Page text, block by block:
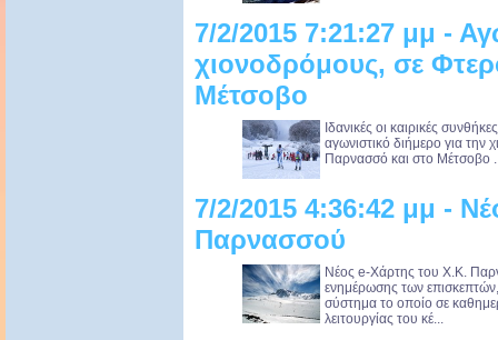
7/2/2015 7:21:27 μμ -
χιονοδρόμους, σε
Μέτσοβο
Ιδανικές οι καιρικές
αγωνιστικό διήμερο για την
Παρνασσό και στο Μέτσοβο
7/2/2015 4:36:42 μμ -
Παρνασσού
Νέος e-Χάρτης του Χ.Κ.
ενημέρωσης των
σύστημα το οποίο σε
λειτουργίας του κέ...